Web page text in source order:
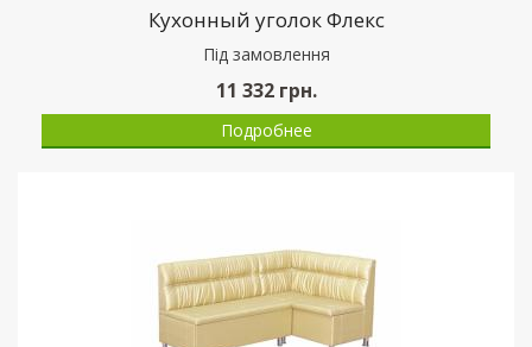
Кухонный уголок Флекс
Пiд замовлення
11 332грн.
Подробнее